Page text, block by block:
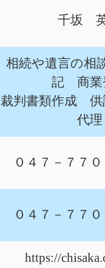
千坂
相続や遺言の相
記 商業
裁判書類作成
代理
０４７－７７
０４７－７７
https://